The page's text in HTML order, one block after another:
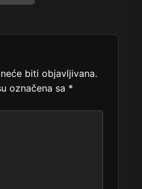
biti objavljivana.
označena sa *